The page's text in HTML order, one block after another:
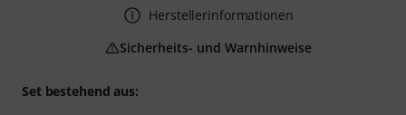
Set bestehend aus:
Herstellerinformationen
Sicherheits- und Warnhinweise